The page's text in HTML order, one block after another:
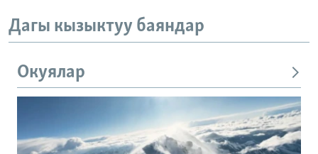
Дагы кызыктуу баяндар
Окуялар